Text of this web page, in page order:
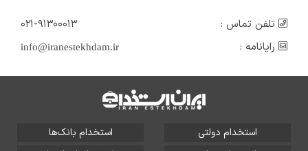
تلفن تماس :
۰۲۱-۹۱۳۰۰۰۱۳
رایانامه :
info@iranestekhdam.ir
استخدام دولتی
استخدام بانک‌ها